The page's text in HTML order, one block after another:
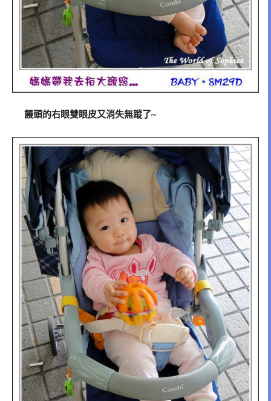
饅頭的右眼雙眼皮又消失無蹤了~